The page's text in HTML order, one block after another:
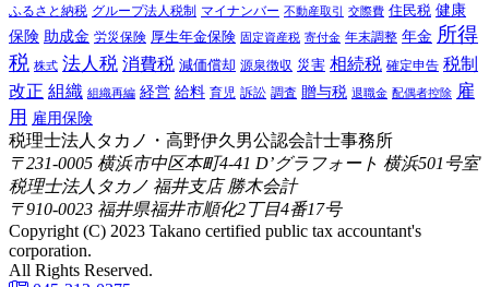
ふるさと納税 グループ法人税制 マイナンバー 不動産取引 交際費 住民税 健康
保険 助成金 労災保険 厚生年金保険 固定資産税 寄付金 年末調整 年金 所得
税 株式 法人税 消費税 減価償却 源泉徴収 災害 相続税 確定申告 税制
改正 組織 組織再編 経営 給料 育児 訴訟 調査 贈与税 退職金 配偶者控除 雇
用 雇用保険
税理士法人タカノ・高野伊久男公認会計士事務所
〒231-0005 横浜市中区本町4-41 D’グラフォート 横浜501号室
税理士法人タカノ 福井支店 勝木会計
〒910-0023 福井県福井市順化2丁目4番17号
Copyright (C) 2023 Takano certified public tax accountant's
corporation.
All Rights Reserved.